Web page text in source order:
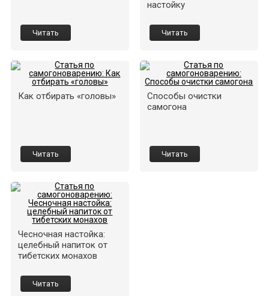
Читать
настойку
Читать
Как отбирать «головы»
Читать
Способы очистки
самогона
Читать
Чесночная настойка:
целебный напиток от
тибетских монахов
Читать